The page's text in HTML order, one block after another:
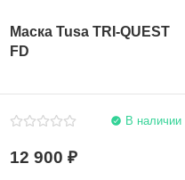
Маска Tusa TRI-QUEST
FD
В наличии
12 900